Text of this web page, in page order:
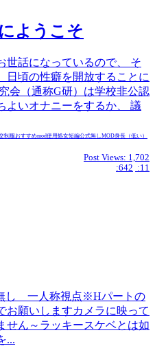
ようこそ
世話になっているので、 そ
日頃の性癖を開放することに
会（通称G研）は学校非公認
よいオナニーをするか、 議
制服おすすめmod使用処女短編公式無しMOD身長（低い）
Post Views: 1,702
:642 :11
し 一人称視点※Hパートの
お願いしますカメラに映って
せん～ラッキースケベとは如
...